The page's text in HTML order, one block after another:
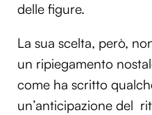
delle figure.
La sua scelta, però,
un ripiegamento
come ha scritto
un’anticipazione del